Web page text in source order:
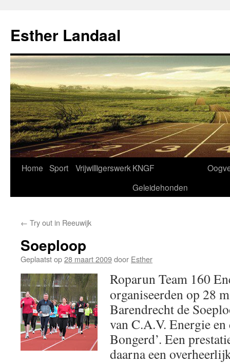
de
inhoud
Esther Landaal
Home Sport Vrijwilligerswerk KNGF
Geleidehonden
← Try out in Reeuwijk
Soeploop
Geplaatst op28 maart 2009door Esther
Roparun Team 160
organiseerden op 28
Barendrecht de
van C.A.V. Energie
Bongerd’. Een
daarna een